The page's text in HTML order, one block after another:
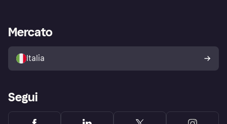
Esplora i negozi
Politica di protezione
dell'acquirente Klarna
Accesso aziende
Mercato
Italia
Segui